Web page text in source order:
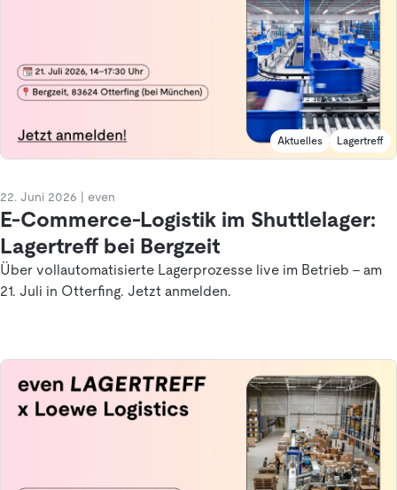
Aktuelles Lagertreff
22. Juni 2026 even
E-Commerce-Logistik im Shuttlelager:
Lagertreff bei Bergzeit
Über vollautomatisierte Lagerprozesse live im Betrieb – am
21. Juli in Otterfing. Jetzt anmelden.